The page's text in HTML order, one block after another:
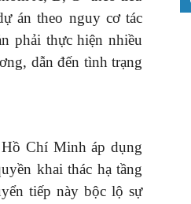
án theo nguy cơ tác
phải thực hiện nhiều
dẫn đến tình trạng
Chí Minh áp dụng
khai thác hạ tầng
tiếp này bộc lộ sự